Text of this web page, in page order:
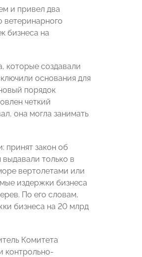
и привел два
ветеринарного
бизнеса на
которые создавали
основания для
порядок
четкий
она могла занимать
принят закон об
только в
вертолетами или
издержки бизнеса
По его словам,
бизнеса на 20 млрд
Комитета
контрольно-